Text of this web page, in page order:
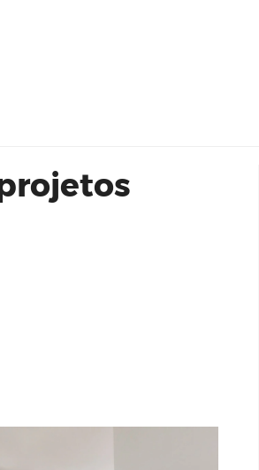
Campinas | Cyrela